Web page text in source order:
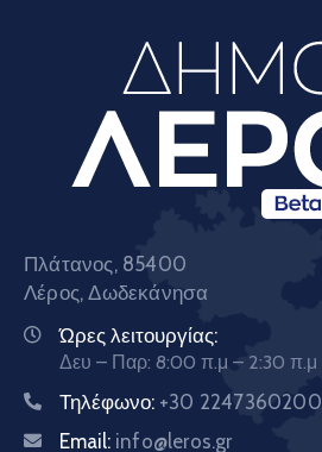
Πλάτανος, 85400
Λέρος, Δωδεκάνησα
Ώρες λειτουργίας:
Δευ – Παρ: 8:00 π.μ – 2:30 π.μ
Τηλέφωνο: +30 2247360200
Email: info@leros.gr